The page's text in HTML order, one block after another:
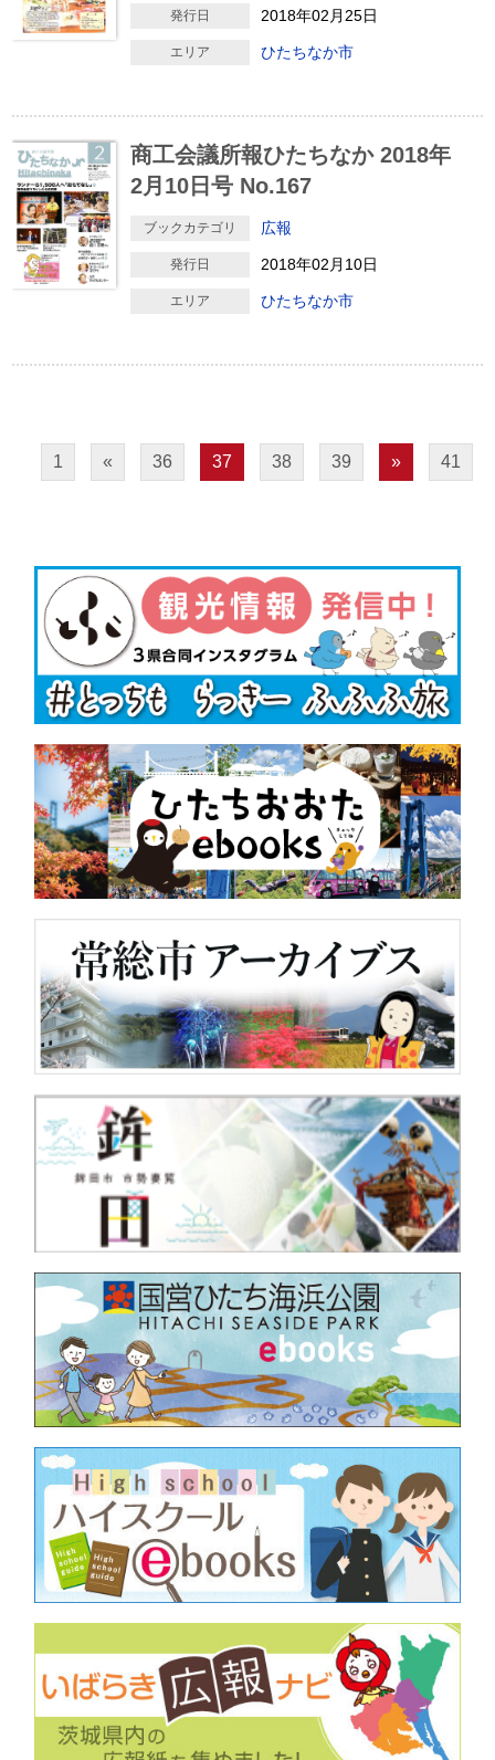
発行日 2018年02月25日
エリア ひたちなか市
商工会議所報ひたちなか 2018年
2月10日号 No.167
ブックカテゴリ 広報
発行日 2018年02月10日
エリア ひたちなか市
1 « 36 37 38 39 » 41